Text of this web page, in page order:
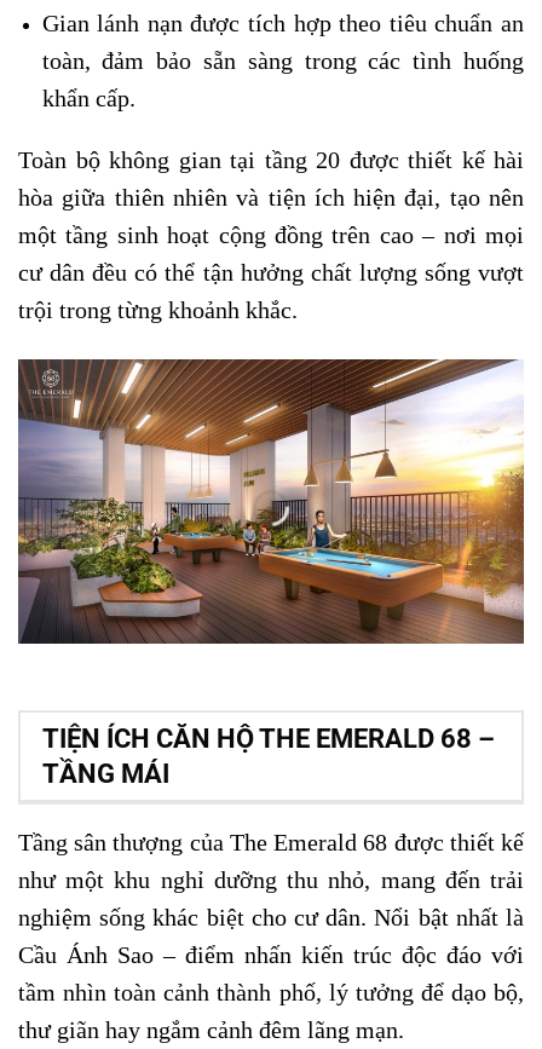
Gian lánh nạn được tích hợp theo tiêu chuẩn an
toàn, đảm bảo sẵn sàng trong các tình huống
khẩn cấp.
Toàn bộ không gian tại tầng 20 được thiết kế hài
hòa giữa thiên nhiên và tiện ích hiện đại, tạo nên
một tầng sinh hoạt cộng đồng trên cao – nơi mọi
cư dân đều có thể tận hưởng chất lượng sống vượt
trội trong từng khoảnh khắc.
TIỆN ÍCH CĂN HỘ THE EMERALD 68 –
TẦNG MÁI
Tầng sân thượng của The Emerald 68 được thiết kế
như một khu nghỉ dưỡng thu nhỏ, mang đến trải
nghiệm sống khác biệt cho cư dân. Nổi bật nhất là
Cầu Ánh Sao – điểm nhấn kiến trúc độc đáo với
tầm nhìn toàn cảnh thành phố, lý tưởng để dạo bộ,
thư giãn hay ngắm cảnh đêm lãng mạn.